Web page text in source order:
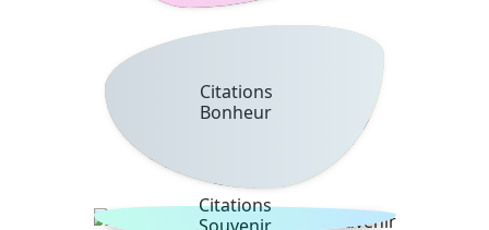
Citations
Bonheur
Citations